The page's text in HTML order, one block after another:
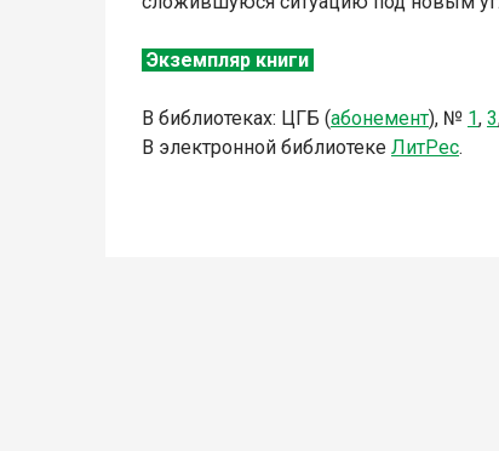
Экземпляр книги
В библиотеках: ЦГБ (абонемент), № 1, 3
В электронной библиотеке ЛитРес.